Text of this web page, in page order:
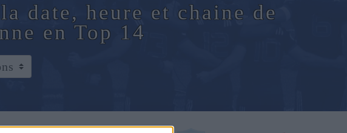
date, heure et chaine de
en Top 14